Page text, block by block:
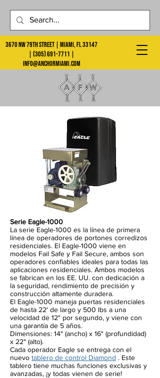
3670 NW 79th Street | Miami, FL 33147
(305) 691-7711
info@anchormiami.com
Serie Eagle-1000
La serie Eagle-1000 es la línea de primera
línea de operadores de portones corredizos
residenciales. El Eagle-1000 viene en
modelos Fail Safe y Fail Secure, ambos son
operadores confiables ideales para todas las
aplicaciones residenciales. Ambos modelos
se fabrican en los EE. UU. con dedicación a
la seguridad, rendimiento de precisión y
construcción altamente duradera.
El Eagle-1000 maneja puertas residenciales
de hasta 22' de largo y 500 lbs a una
velocidad de 12" por segundo, y viene con
una garantía de 5 años.
Dimensiones: 14" (ancho) x 16" (profundidad)
x 22" (alto).
Cada operador Eagle se entrega con el
nuevo tablero de control Diamond . Este
tablero tiene muchas funciones exclusivas y
avanzadas, ¡y todas vienen de serie!